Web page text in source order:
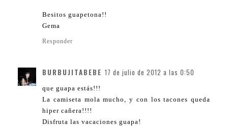
Besitos guapetona!!
Gema
Responder
BURBUJITABEBE 17 de julio de 2012 a las 0:50
que guapa estás!!!
La camiseta mola mucho, y con los tacones queda
hiper cañera!!!!
Disfruta las vacaciones guapa!